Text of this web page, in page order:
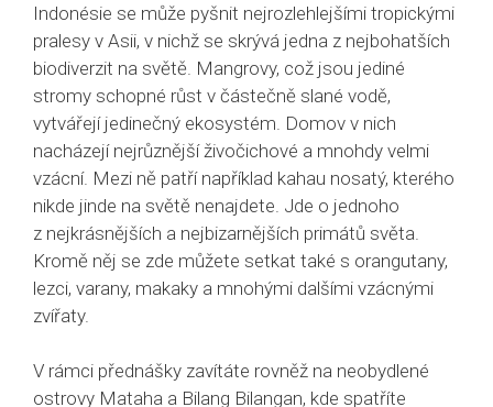
Indonésie se může pyšnit nejrozlehlejšími tropickými
pralesy v Asii, v nichž se skrývá jedna z nejbohatších
biodiverzit na světě. Mangrovy, což jsou jediné
stromy schopné růst v částečně slané vodě,
vytvářejí jedinečný ekosystém. Domov v nich
nacházejí nejrůznější živočichové a mnohdy velmi
vzácní. Mezi ně patří například kahau nosatý, kterého
nikde jinde na světě nenajdete. Jde o jednoho
z nejkrásnějších a nejbizarnějších primátů světa.
Kromě něj se zde můžete setkat také s orangutany,
lezci, varany, makaky a mnohými dalšími vzácnými
zvířaty.
V rámci přednášky zavítáte rovněž na neobydlené
ostrovy Mataha a Bilang Bilangan, kde spatříte